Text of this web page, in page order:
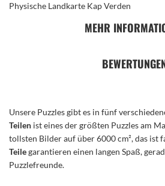
Physische Landkarte Kap Verden
MEHR
Unsere Puzzles gibt es in fünf
Teilen ist eines der größten Puzzles am
tollsten Bilder auf über 6000 cm², das ist
Teilegarantieren einen langen Spaß,
Puzzlefreunde.